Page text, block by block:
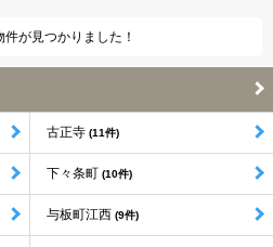
が見つかりました！
古正寺 (11件)
下々条町 (10件)
与板町江西 (9件)